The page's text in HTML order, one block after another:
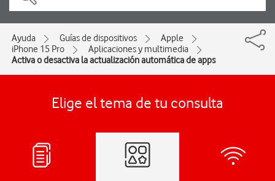
Ayuda Guías de dispositivos
Apple
iPhone 15 Pro
Aplicaciones y multimedia
Activa o desactiva la actualización automática de apps
Elige el tema de tu consulta